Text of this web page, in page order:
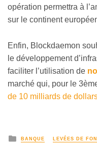
opération permettra à
sur le continent
Enfin, Blockdaemon
le développement
faciliter l’utilisation de
marché qui, pour le
de 10 milliards de
BANQUE LEVÉES DE